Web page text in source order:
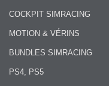
COCKPIT SIMRACING
MOTION & VÉRINS
BUNDLES SIMRACING
PS4, PS5